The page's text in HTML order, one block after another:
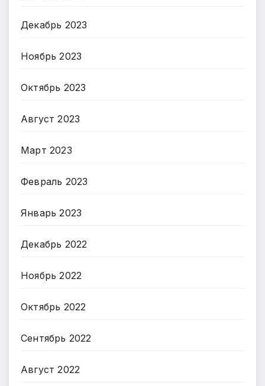
Декабрь 2023
Ноябрь 2023
Октябрь 2023
Август 2023
Март 2023
Февраль 2023
Январь 2023
Декабрь 2022
Ноябрь 2022
Октябрь 2022
Сентябрь 2022
Август 2022